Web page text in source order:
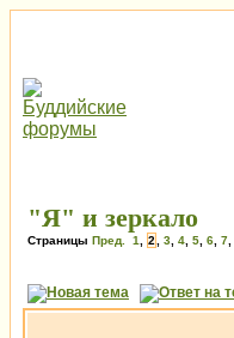
"Я" и зеркало
Страницы Пред. 1 2 3 4 5 6 7